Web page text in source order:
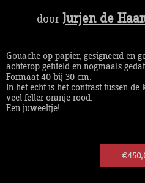
door Jurjen de
Gouache op papier, gesigneerd en
achterop getiteld en nogmaals
Formaat 40 bij 30 cm.
In het echt is het contrast tussen
veel feller oranje rood.
Een juweeltje!